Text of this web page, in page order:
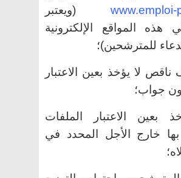
www.emploi- (ويعتبر
هذه المواقع الإلكترونية
للمترشحين)؛
لا يؤخذ بعين الاعتبار
جواب؛
بعين الاعتبار الملفات
بها خارج الأجل المحدد في